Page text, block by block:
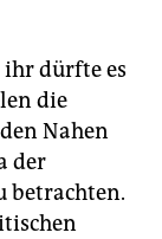
ihr dürfte es
die
Nahen
der
betrachten.